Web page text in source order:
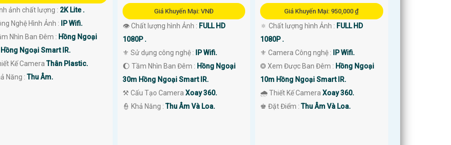
ảnh chất lượng : 2K Lite .
Nghệ Hình Ảnh :
IP Wifi.
Nhìn Ban Đêm : Hồng Ngoại
Ngoại Smart IR.
Kế CameraThân Plastic.
Năng :Thu Âm.
Giá Khuyến Mại: VNĐ
👁 Chất lượng hình Ảnh : FULL HD
1080P .
⚜️ Sử dụng công nghệ :
IP Wifi.
🌔 Tầm Nhìn Ban Đêm : Hồng Ngoại
30m Hồng Ngoại Smart IR.
⚒ Cấu Tạo Camera Xoay 360.
️👮 Khả Năng :Thu Âm Và Loa.
Giá Khuyến Mại: 950,000 ₫
🔅 Chất lượng hình Ảnh : FULL HD
1080P .
⚜️ Camera Công nghệ :
IP Wifi.
❂ Xem Được Ban Đêm : Hồng Ngoại
10m Hồng Ngoại Smart IR.
🌧️ Thiết Kế CameraXoay 360.
️♚ Đặt Điểm :Thu Âm Và Loa.